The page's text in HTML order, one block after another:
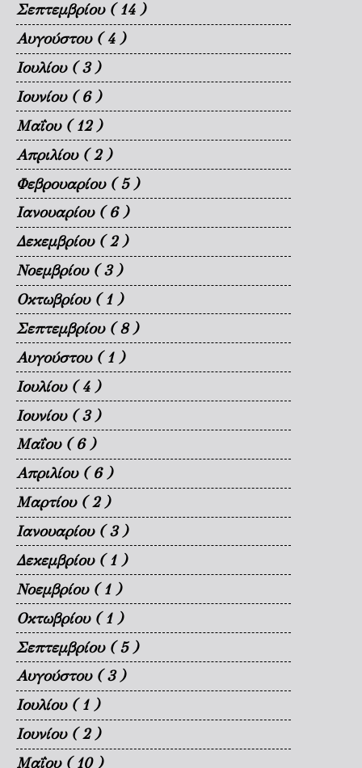
Σεπτεμβρίου ( 14 )
Αυγούστου ( 4 )
Ιουλίου ( 3 )
Ιουνίου ( 6 )
Μαΐου ( 12 )
Απριλίου ( 2 )
Φεβρουαρίου ( 5 )
Ιανουαρίου ( 6 )
Δεκεμβρίου ( 2 )
Νοεμβρίου ( 3 )
Οκτωβρίου ( 1 )
Σεπτεμβρίου ( 8 )
Αυγούστου ( 1 )
Ιουλίου ( 4 )
Ιουνίου ( 3 )
Μαΐου ( 6 )
Απριλίου ( 6 )
Μαρτίου ( 2 )
Ιανουαρίου ( 3 )
Δεκεμβρίου ( 1 )
Νοεμβρίου ( 1 )
Οκτωβρίου ( 1 )
Σεπτεμβρίου ( 5 )
Αυγούστου ( 3 )
Ιουλίου ( 1 )
Ιουνίου ( 2 )
Μαΐου ( 10 )